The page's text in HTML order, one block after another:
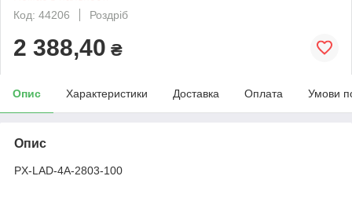
Код: 44206
Роздріб
2 388,40 ₴
Опис Характеристики Доставка Оплата Умови
Опис
PX-LAD-4A-2803-100